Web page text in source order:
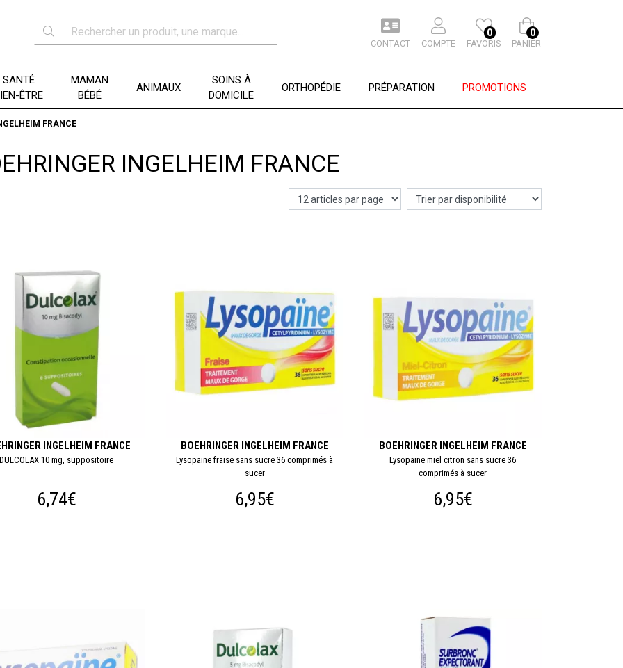
CONTACT COMPTE FAVORIS
0
PANIER
0
SANTÉ
ÊTRE
MAMAN
BÉBÉ
ANIMAUX
SOINS À
DOMICILE
ORTHOPÉDIE PRÉPARATION PROMOTIONS
FRANCE
INGELHEIM FRANCE
INGELHEIM FRANCE
DULCOLAX 10 mg, suppositoire
6,74€
BOEHRINGER INGELHEIM FRANCE
Lysopaïne fraise sans sucre 36 comprimés à
sucer
6,95€
BOEHRINGER INGELHEIM FRANCE
Lysopaïne miel citron sans sucre 36
comprimés à sucer
6,95€